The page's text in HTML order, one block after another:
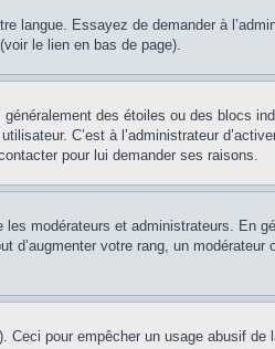
langue. Essayez de demander à
le lien en bas de page).
des étoiles ou des blocs
C’est à l’administrateur
pour lui demander ses raisons.
modérateurs et administrateurs. En
d’augmenter votre rang, un
pour empêcher un usage abusif